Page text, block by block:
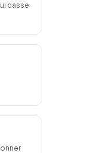
casse